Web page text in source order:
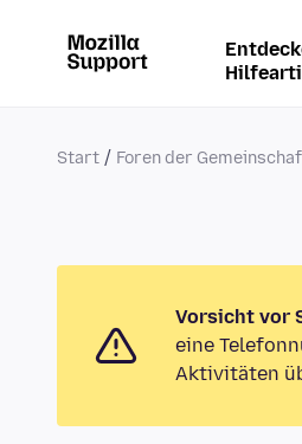
Start Foren der
Vorsicht vor
eine
Aktivitäten